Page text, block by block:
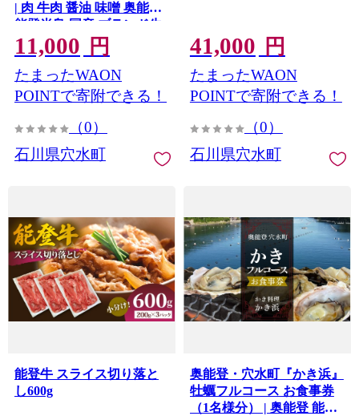
| 肉 牛肉 醤油 味噌 奥能登
能登半島 国産 ブランド牛
和牛 黒毛和種 黒毛和牛
11,000 円
たまったWAON
POINTで寄附できる！
（0）
石川県穴水町
41,000 円
たまったWAON
POINTで寄附できる！
（0）
石川県穴水町
能登牛 スライス切り落と
し600g
奥能登・穴水町『かき浜』
牡蠣フルコース お食事券
（1名様分） | 奥能登 能登